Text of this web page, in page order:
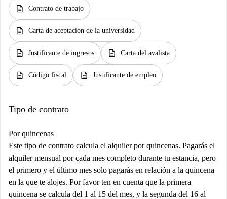
description Contrato de trabajo
description Carta de aceptación de la universidad
description Justificante de ingresos description Carta del avalista
description Código fiscal description Justificante de empleo
Tipo de contrato
Por quincenas
Este tipo de contrato calcula el alquiler por quincenas. Pagarás el
alquiler mensual por cada mes completo durante tu estancia, pero
el primero y el último mes solo pagarás en relación a la quincena
en la que te alojes. Por favor ten en cuenta que la primera
quincena se calcula del 1 al 15 del mes, y la segunda del 16 al